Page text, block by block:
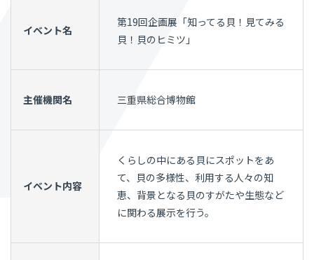
イベント名
第19回企画展「知ってる貝！見てみる
貝！貝のヒミツ」
主催機関名 三重県総合博物館
イベント内容
くらしの中にある貝にスポットをあ
て、貝の多様性、利用する人々の知
恵、背景となる貝のすがたや生態など
に関わる展示を行う。